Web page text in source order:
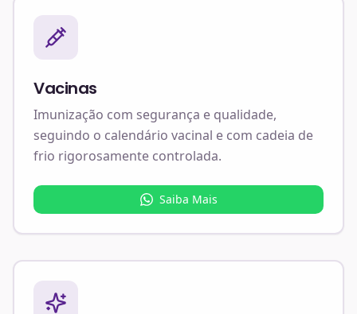
Vacinas
Imunização com segurança e qualidade,
seguindo o calendário vacinal e com cadeia de
frio rigorosamente controlada.
Saiba Mais